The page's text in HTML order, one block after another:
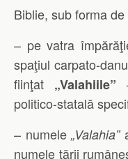
Biblie, sub forma de
– pe vatra
spaţiul carpato-
fiinţat „Valahiile”
politico-statală
– numele „Valahia”
numele ţării